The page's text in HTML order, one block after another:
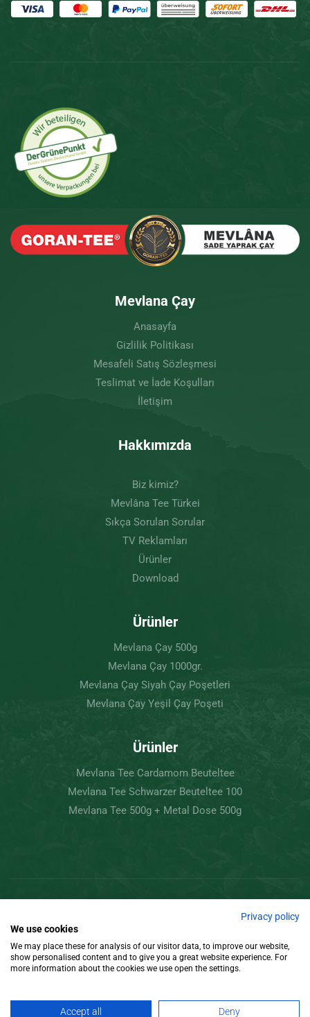
Mevlana Çay
Anasayfa
Gizlilik Politikası
Mesafeli Satış Sözleşmesi
Teslimat ve İade Koşulları
İletişim
Hakkımızda
Biz kimiz?
Mevlâna Tee Türkei
Sıkça Sorulan Sorular
TV Reklamları
Ürünler
Download
Ürünler
Mevlana Çay 500g
Mevlana Çay 1000gr.
Mevlana Çay Siyah Çay Poşetleri
Mevlana Çay Yeşil Çay Poşeti
Ürünler
Mevlana Tee Cardamom Beuteltee
Mevlana Tee Schwarzer Beuteltee 100
Mevlana Tee 500g + Metal Dose 500g
Tasarım
Privacy policy
We use cookies
We may place these for analysis of our visitor data, to improve our website,
show personalised content and to give you a great website experience. For
more information about the cookies we use open the settings.
Accept all Deny